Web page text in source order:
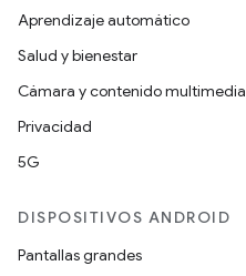
Aprendizaje automático
Salud y bienestar
Cámara y contenido multimedia
Privacidad
5G
DISPOSITIVOS ANDROID
Pantallas grandes